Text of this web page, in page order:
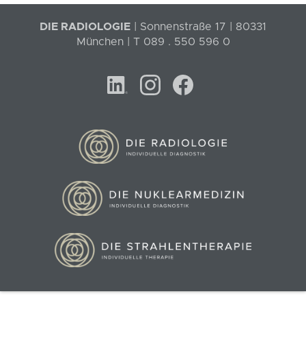
DIE RADIOLOGIE | Sonnenstraße 17 | 80331
München | T 089 . 550 596 0